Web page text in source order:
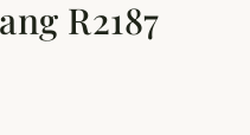
R2187